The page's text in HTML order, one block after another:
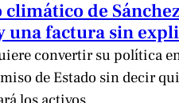
climático de
una factura sin
convertir su política
de Estado sin decir